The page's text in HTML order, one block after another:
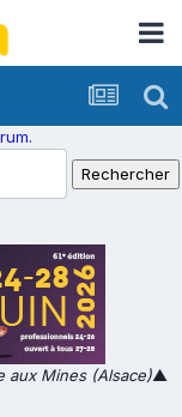
aux Mines (Alsace)▲